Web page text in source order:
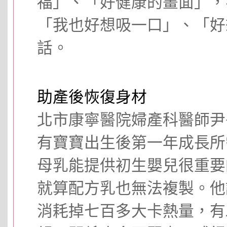
「我也好想吸一口」、「
話。
助產後恢復身材
北市康寧醫院婦產科醫師
有寶寶出生後第一年成長
母乳能提供初生嬰兒很重
就算配方乳也無法複製。
消耗掉七百多大卡熱量，